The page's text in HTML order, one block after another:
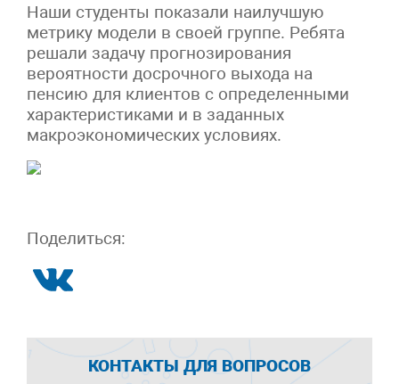
Наши студенты показали наилучшую
метрику модели в своей группе. Ребята
решали задачу прогнозирования
вероятности досрочного выхода на
пенсию для клиентов с определенными
характеристиками и в заданных
макроэкономических условиях.
Поделиться:
КОНТАКТЫ ДЛЯ ВОПРОСОВ